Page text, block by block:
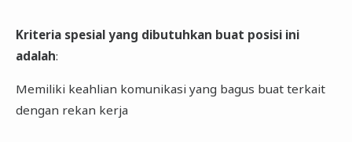
Kriteria spesial yang dibutuhkan buat posisi ini
adalah:
Memiliki keahlian komunikasi yang bagus buat terkait
dengan rekan kerja